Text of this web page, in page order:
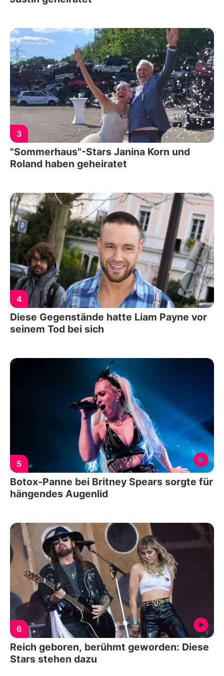
3
"Sommerhaus"-Stars Janina Korn und
Roland haben geheiratet
4
Diese Gegenstände hatte Liam Payne vor
seinem Tod bei sich
5
Botox-Panne bei Britney Spears sorgte für
hängendes Augenlid
6
Reich geboren, berühmt geworden: Diese
Stars stehen dazu